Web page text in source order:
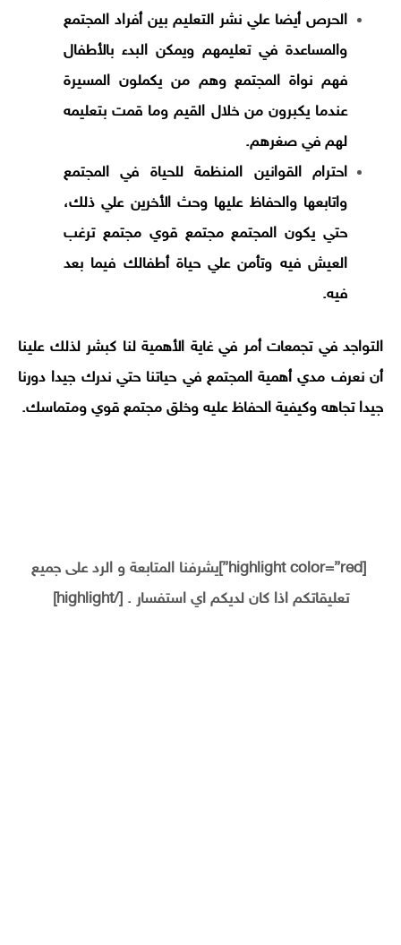
الحرص أيضا علي نشر التعليم بين أفراد المجتمع
والمساعدة في تعليمهم ويمكن البدء بالأطفال
فهم نواة المجتمع وهم من يكملون المسيرة
عندما يكبرون من خلال القيم وما قمت بتعليمه
لهم في صغرهم.
احترام القوانين المنظمة للحياة في المجتمع
واتابعها والحفاظ عليها وحث الأخرين علي ذلك،
حتي يكون المجتمع مجتمع قوي مجتمع ترغب
العيش فيه وتأمن علي حياة أطفالك فيما بعد
فيه.
التواجد في تجمعات أمر في غاية الأهمية لنا كبشر لذلك علينا
أن نعرف مدي أهمية المجتمع في حياتنا حتي ندرك جيدا دورنا
جيدا تجاهه وكيفية الحفاظ عليه وخلق مجتمع قوي ومتماسك.
[highlight color=”red”]يشرفنا المتابعة و الرد على جميع
تعليقاتكم اذا كان لديكم اي استفسار . [/highlight]